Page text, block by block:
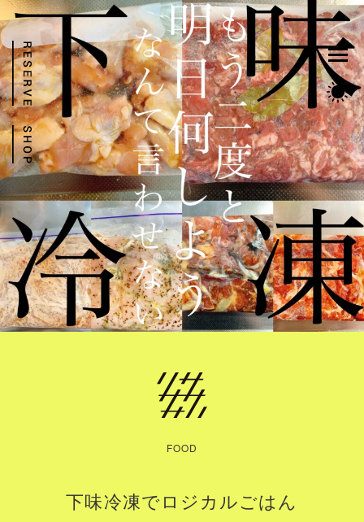
FOOD
下味冷凍でロジカルごはん